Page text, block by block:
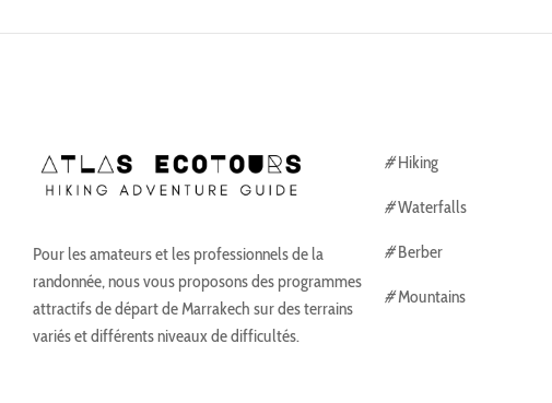
Pour les amateurs et les professionnels de la
randonnée, nous vous proposons des programmes
attractifs de départ de Marrakech sur des terrains
variés et différents niveaux de difficultés.
#Hiking
#Waterfalls
#Berber
#Mountains